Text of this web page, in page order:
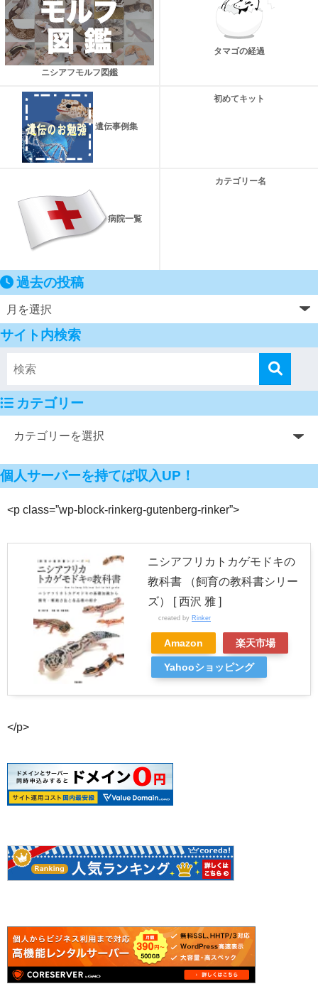
ニシアフモルフ図鑑
タマゴの経過
遺伝事例集
初めてキット
病院一覧
カテゴリー名
過去の投稿
サイト内検索
カテゴリー
個人サーバーを持てば収入UP！
<p class=”wp-block-rinkerg-gutenberg-rinker”>
ニシアフリカトカゲモドキの
教科書 （飼育の教科書シリー
ズ） [ 西沢 雅 ]
created by Rinker
Amazon 楽天市場
Yahooショッピング
</p>